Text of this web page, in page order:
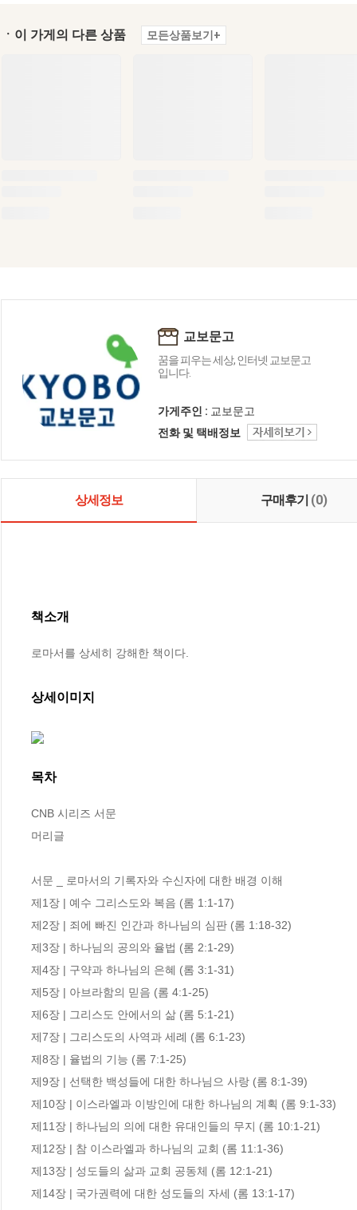
ㆍ이 가게의 다른 상품 모든상품보기+
교보문고
꿈을 피우는 세상, 인터넷 교보문고
입니다.
가게주인 : 교보문고
전화 및 택배정보
상세정보 구매후기 (0)
책소개
로마서를 상세히 강해한 책이다.
상세이미지
목차
CNB 시리즈 서문
머리글
서문 _ 로마서의 기록자와 수신자에 대한 배경 이해
제1장 | 예수 그리스도와 복음 (롬 1:1-17)
제2장 | 죄에 빠진 인간과 하나님의 심판 (롬 1:18-32)
제3장 | 하나님의 공의와 율법 (롬 2:1-29)
제4장 | 구약과 하나님의 은혜 (롬 3:1-31)
제5장 | 아브라함의 믿음 (롬 4:1-25)
제6장 | 그리스도 안에서의 삶 (롬 5:1-21)
제7장 | 그리스도의 사역과 세례 (롬 6:1-23)
제8장 | 율법의 기능 (롬 7:1-25)
제9장 | 선택한 백성들에 대한 하나님으 사랑 (롬 8:1-39)
제10장 | 이스라엘과 이방인에 대한 하나님의 계획 (롬 9:1-33)
제11장 | 하나님의 의에 대한 유대인들의 무지 (롬 10:1-21)
제12장 | 참 이스라엘과 하나님의 교회 (롬 11:1-36)
제13장 | 성도들의 삶과 교회 공동체 (롬 12:1-21)
제14장 | 국가권력에 대한 성도들의 자세 (롬 13:1-17)